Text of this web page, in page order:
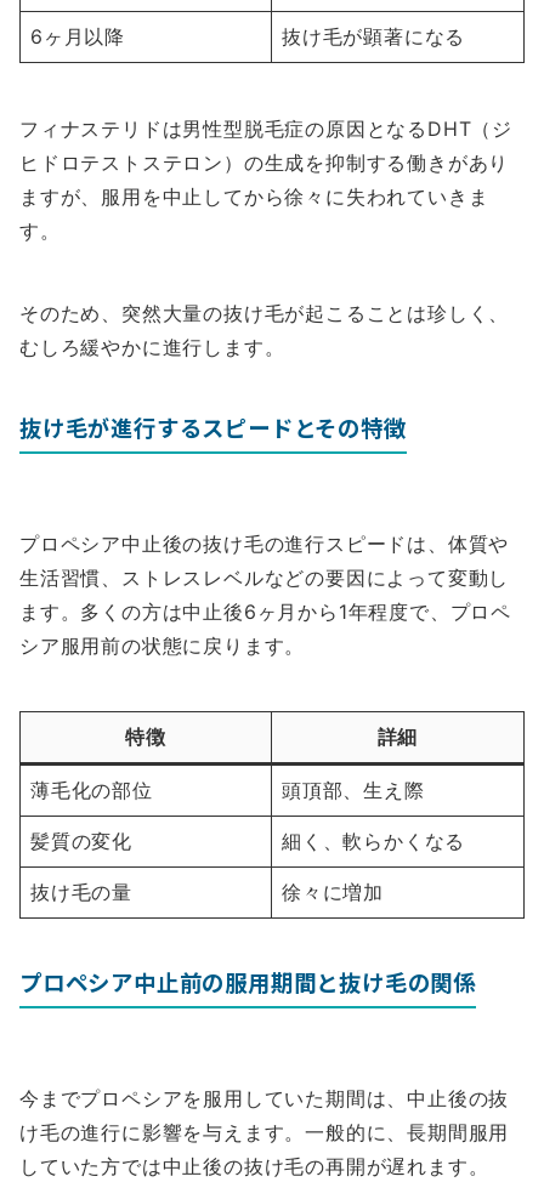
6ヶ月以降 抜け毛が顕著になる
フィナステリドは男性型脱毛症の原因となるDHT（ジ
ヒドロテストステロン）の生成を抑制する働きがあり
ますが、服用を中止してから徐々に失われていきま
す。
そのため、突然大量の抜け毛が起こることは珍しく、
むしろ緩やかに進行します。
抜け毛が進行するスピードとその特徴
プロペシア中止後の抜け毛の進行スピードは、体質や
生活習慣、ストレスレベルなどの要因によって変動し
ます。多くの方は中止後6ヶ月から1年程度で、プロペ
シア服用前の状態に戻ります。
特徴 詳細
薄毛化の部位 頭頂部、生え際
髪質の変化 細く、軟らかくなる
抜け毛の量 徐々に増加
プロペシア中止前の服用期間と抜け毛の関係
今までプロペシアを服用していた期間は、中止後の抜
け毛の進行に影響を与えます。一般的に、長期間服用
していた方では中止後の抜け毛の再開が遅れます。